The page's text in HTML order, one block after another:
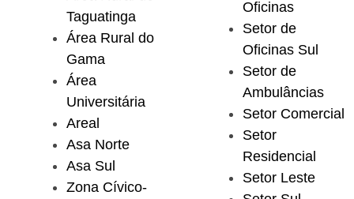
Taguatinga
Área Rural do
Gama
Área
Universitária
Areal
Asa Norte
Asa Sul
Zona Cívico-
Oficinas
Setor de
Oficinas Sul
Setor de
Ambulâncias
Setor Comercial
Setor
Residencial
Setor Leste